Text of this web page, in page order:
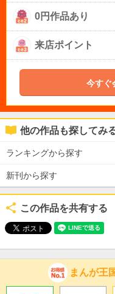
0円作品あり
来店ポイント
今すぐ
他の作品も探してみ
ランキングから探す
新刊から探す
この作品を共有する
まんが王